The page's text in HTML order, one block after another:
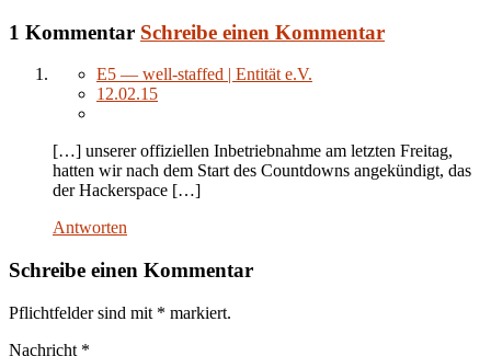
1 Kommentar Schreibe einen Kommentar
E5 — well-staffed | Entität e.V.
12.02.15
[…] unserer offiziellen Inbetriebnahme am letzten Freitag,
hatten wir nach dem Start des Countdowns angekündigt, das
der Hackerspace […]
Antworten
Schreibe einen Kommentar
Pflichtfelder sind mit * markiert.
Nachricht *